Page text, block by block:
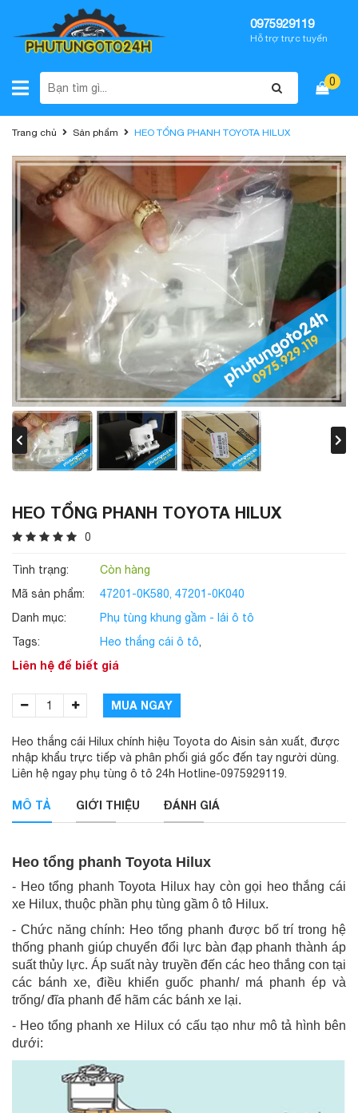
0975929119
Hỗ trợ trực tuyến
0
Trang chủ Sản phẩm HEO TỔNG PHANH TOYOTA HILUX
HEO TỔNG PHANH TOYOTA HILUX
0
Tình trạng:
Còn hàng
Mã sản phẩm:
47201-0K580, 47201-0K040
Danh mục:
Phụ tùng khung gầm - lái ô tô
Tags:
Heo thắng cái ô tô,
Liên hệ để biết giá
MUA NGAY
Heo thắng cái Hilux chính hiệu Toyota do Aisin sản xuất, được
nhập khẩu trực tiếp và phân phối giá gốc đến tay người dùng.
Liên hệ ngay phụ tùng ô tô 24h Hotline-0975929119.
MÔ TẢ GIỚI THIỆU ĐÁNH GIÁ
Heo tổng phanh Toyota Hilux
- Heo tổng phanh Toyota Hilux hay còn gọi heo thắng cái
xe Hilux, thuộc phần phụ tùng gầm ô tô Hilux.
- Chức năng chính: Heo tổng phanh được bố trí trong hệ
thống phanh giúp chuyển đổi lực bàn đạp phanh thành áp
suất thủy lực. Áp suất này truyền đến các heo thắng con tại
các bánh xe, điều khiển guốc phanh/ má phanh ép và
trống/ đĩa phanh để hãm các bánh xe lại.
- Heo tổng phanh xe Hilux có cấu tạo như mô tả hình bên
dưới: